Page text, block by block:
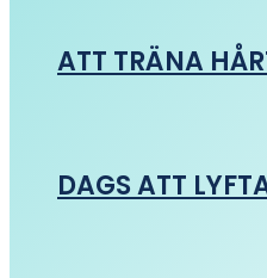
ATT TRÄNA
DAGS ATT